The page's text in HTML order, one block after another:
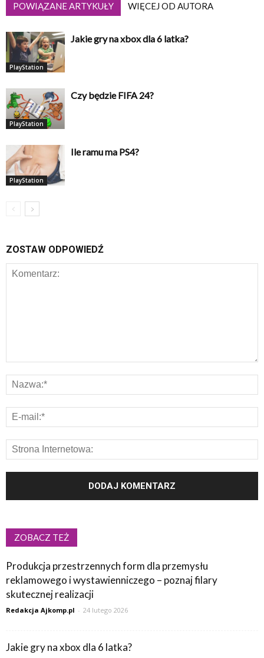
POWIĄZANE ARTYKUŁY WIĘCEJ OD AUTORA
PlayStation
Jakie gry na xbox dla 6 latka?
PlayStation
Czy będzie FIFA 24?
PlayStation
Ile ramu ma PS4?
ZOSTAW ODPOWIEDŹ
ZOBACZ TEŻ
Produkcja przestrzennych form dla przemysłu
reklamowego i wystawienniczego – poznaj filary
skutecznej realizacji
Redakcja Ajkomp.pl - 24 lutego 2026
Jakie gry na xbox dla 6 latka?